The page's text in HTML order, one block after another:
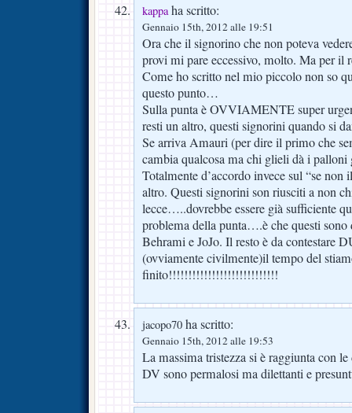
kappaha scritto:
Gennaio 15th, 2012 alle 19:51
Ora che il signorino che non poteva
provi mi pare eccessivo, molto. Ma per il
Come ho scritto nel mio piccolo non so
questo punto…
Sulla punta è OVVIAMENTE super
resti un altro, questi signorini quando si
Se arriva Amauri (per dire il primo che
cambia qualcosa ma chi glieli dà i palloni
Totalmente d’accordo invece sul “se non
altro. Questi signorini son riusciti a non
lecce…..dovrebbe essere già sufficiente
problema della punta….è che questi
Behrami e JoJo. Il resto è da contestare
(ovviamente civilmente)il tempo del
finito!!!!!!!!!!!!!!!!!!!!!!!!!!!!
jacopo70 ha scritto:
Gennaio 15th, 2012 alle 19:53
La massima tristezza si è raggiunta con
DV sono permalosi ma dilettanti e